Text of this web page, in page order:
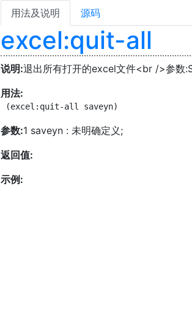
用法及说明 源码
excel:quit-all
说明:退出所有打开的excel文件<br />参数
用法:
(excel:quit-all saveyn)
参数:1 saveyn : 未明确定义;
返回值:
示例: